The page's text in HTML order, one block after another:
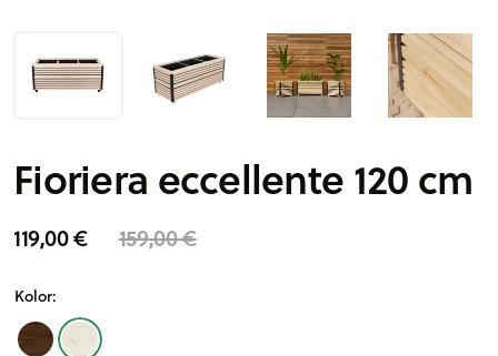
Fioriera eccellente 120 cm
119,00€ 159,00€
Kolor:
A
e